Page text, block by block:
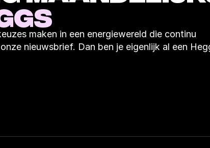
maken in een energiewereld die continu
nieuwsbrief. Dan ben je eigenlijk al een